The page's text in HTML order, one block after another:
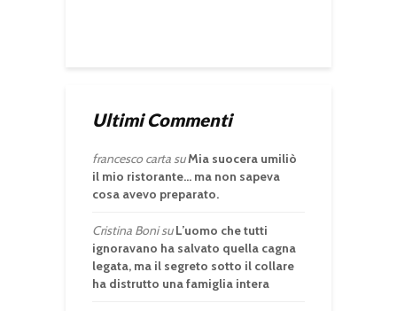
Ultimi Commenti
francesco cartasuMia suocera umiliò
il mio ristorante… ma non sapeva
cosa avevo preparato.
Cristina BonisuL’uomo che tutti
ignoravano ha salvato quella cagna
legata, ma il segreto sotto il collare
ha distrutto una famiglia intera